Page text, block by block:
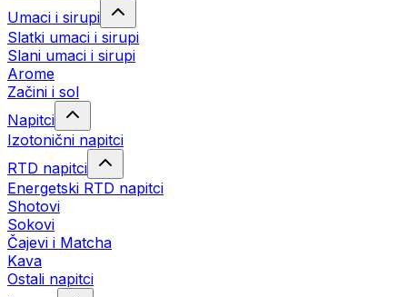
Umaci i sirupi
Slatki umaci i sirupi
Slani umaci i sirupi
Arome
Začini i sol
Napitci
Izotonični napitci
RTD napitci
Energetski RTD napitci
Shotovi
Sokovi
Čajevi i Matcha
Kava
Ostali napitci